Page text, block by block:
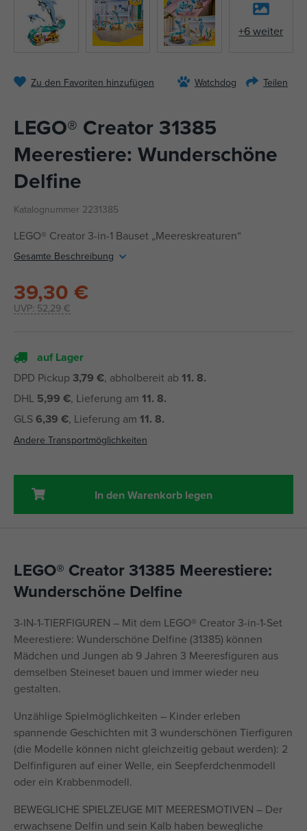
+6 weiter
Zu den Favoriten hinzufügen Watchdog Teilen
LEGO® Creator 31385
Meerestiere: Wunderschöne
Delfine
Katalognummer 2231385
LEGO® Creator 3-in-1 Bauset „Meereskreaturen“
Gesamte Beschreibung
UVP: 52,29 €
39,30 €
auf Lager
DPD Pickup 3,79 €, abholbereit ab 11. 8.
DHL 5,99 €, Lieferung am 11. 8.
GLS6,39 €, Lieferung am 11. 8.
Andere Transportmöglichkeiten
In den Warenkorb legen
LEGO® Creator 31385 Meerestiere:
Wunderschöne Delfine
3-IN-1-TIERFIGUREN – Mit dem LEGO® Creator 3-in-1-Set
Meerestiere: Wunderschöne Delfine (31385) können
Mädchen und Jungen ab 9 Jahren 3 Meeresfiguren aus
demselben Steineset bauen und immer wieder neu
gestalten.
Unzählige Spielmöglichkeiten – Kinder erleben
spannende Geschichten mit 3 wunderschönen Tierfiguren
(die Modelle können nicht gleichzeitig gebaut werden): 2
Delfinfiguren auf einer Welle, ein Seepferdchenmodell
oder ein Krabbenmodell.
BEWEGLICHE SPIELZEUGE MIT MEERESMOTIVEN – Der
erwachsene Delfin und sein Kalb haben bewegliche